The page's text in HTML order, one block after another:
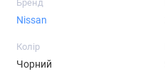
Бренд
Nissan
Колір
Чорний